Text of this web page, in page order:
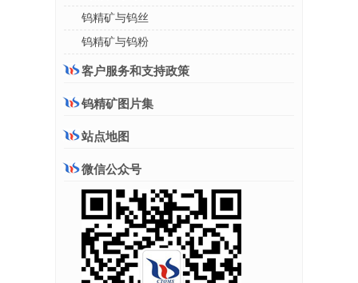
钨精矿与钨丝
钨精矿与钨粉
客户服务和支持政策
钨精矿图片集
站点地图
微信公众号